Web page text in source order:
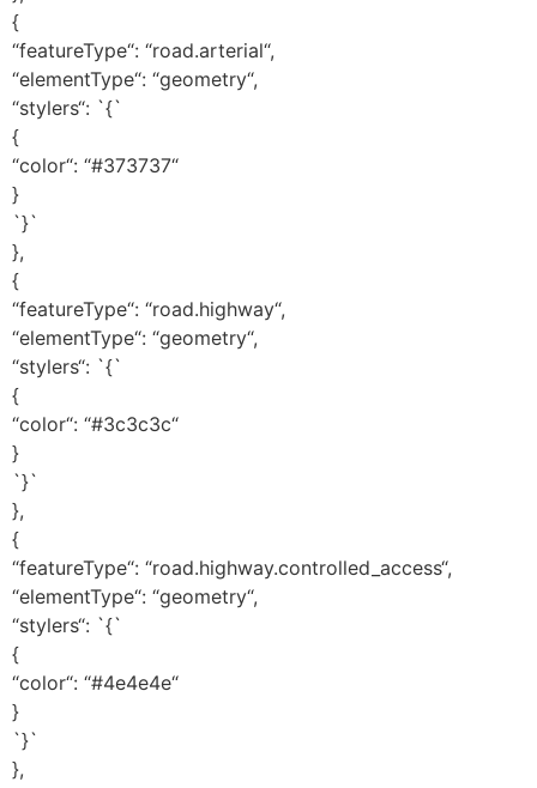
{
“featureType“: “road.arterial“,
“elementType“: “geometry“,
“stylers“: `{`
{
“color“: “#373737“
}
`}`
},
{
“featureType“: “road.highway“,
“elementType“: “geometry“,
“stylers“: `{`
{
“color“: “#3c3c3c“
}
`}`
},
{
“featureType“: “road.highway.controlled_access“,
“elementType“: “geometry“,
“stylers“: `{`
{
“color“: “#4e4e4e“
}
`}`
},